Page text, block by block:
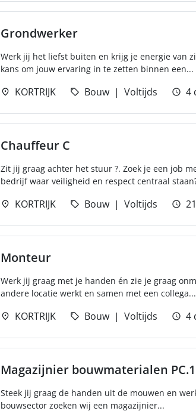
Grondwerker
Werk jij het liefst buiten en krijg je energie van
kans om jouw ervaring in te zetten binnen een...
KORTRIJK Bouw Voltijds 4
Chauffeur C
Zit jij graag achter het stuur ?. Zoek je een job
bedrijf waar veiligheid en respect centraal
KORTRIJK Bouw Voltijds
Monteur
Werk jij graag met je handen én zie je graag
andere locatie werkt en samen met een collega...
KORTRIJK Bouw Voltijds 4
Magazijnier bouwmaterialen
Steek jij graag de handen uit de mouwen en
bouwsector zoeken wij een magazijnier...